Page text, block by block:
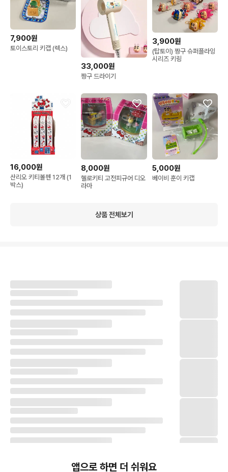
7,900원
토이스토리 키캡 (렉스)
33,000원
짱구 드라이기
3,900원
(탑토이) 짱구 슈퍼플라잉
시리즈 키링
16,000원
산리오 키티볼펜 12개 (1
박스)
8,000원
헬로키티 고전피규어 디오
라마
5,000원
베이비 훈이 키캡
상품 전체보기
앱으로 하면 더 쉬워요